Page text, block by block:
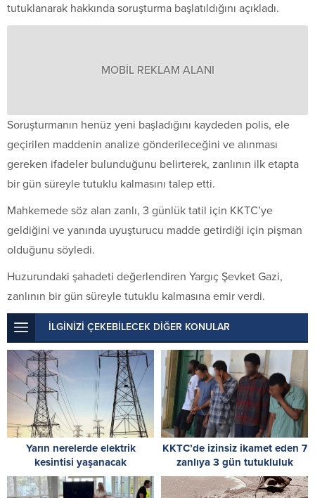
tutuklanarak hakkında soruşturma başlatıldığını açıkladı.
MOBİL REKLAM ALANI
Soruşturmanın henüz yeni başladığını kaydeden polis, ele
geçirilen maddenin analize gönderileceğini ve alınması
gereken ifadeler bulunduğunu belirterek, zanlının ilk etapta
bir gün süreyle tutuklu kalmasını talep etti.
Mahkemede söz alan zanlı, 3 günlük tatil için KKTC’ye
geldiğini ve yanında uyuşturucu madde getirdiği için pişman
olduğunu söyledi.
Huzurundaki şahadeti değerlendiren Yargıç Şevket Gazi,
zanlının bir gün süreyle tutuklu kalmasına emir verdi.
İLGİNİZİ ÇEKEBİLECEK DİĞER KONULAR
Yarın nerelerde elektrik
kesintisi yaşanacak
KKTC’de izinsiz ikamet eden 7
zanlıya 3 gün tutukluluk